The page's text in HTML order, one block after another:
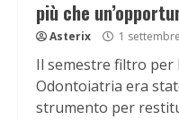
più che
Asterix 1
Il semestre filtro per
Odontoiatria era
strumento per